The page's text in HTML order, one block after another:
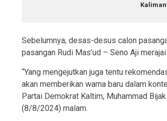
Sebelumnya, desas-desus calon
pasangan Rudi Mas’ud – Seno Aji
“Yang mengejutkan juga tentu
akan memberikan warna baru dalam
Partai Demokrat Kaltim, Muhammad
(8/8/2024) malam.